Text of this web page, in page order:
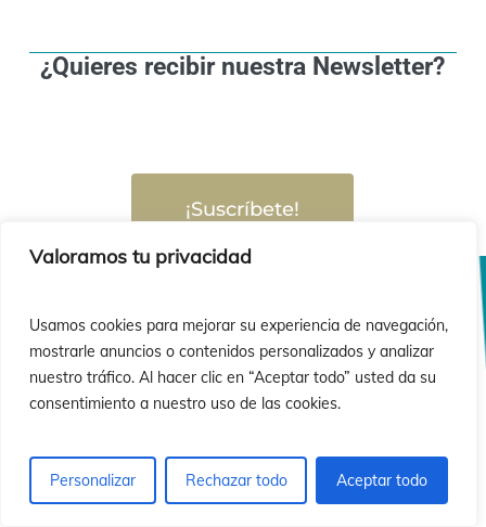
Valoramos tu privacidad
Usamos cookies para mejorar su experiencia de navegación,
mostrarle anuncios o contenidos personalizados y analizar
nuestro tráfico. Al hacer clic en “Aceptar todo” usted da su
consentimiento a nuestro uso de las cookies.
Personalizar Rechazar todo Aceptar todo
¿Quieres recibir nuestra Newsletter?
¡Suscríbete!